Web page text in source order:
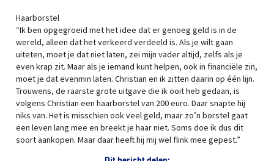
Haarborstel
“Ik ben opgegroeid met het idee dat er genoeg geld is in de
wereld, alleen dat het verkeerd verdeeld is. Als je wilt gaan
uiteten, moet je dat niet laten, zei mijn vader altijd, zelfs als je
even krap zit. Maar als je iemand kunt helpen, ook in financiële zin,
moet je dat evenmin laten. Christian en ik zitten daarin op één lijn.
Trouwens, de raarste grote uitgave die ik ooit heb gedaan, is
volgens Christian een haarborstel van 200 euro. Daar snapte hij
niks van. Het is misschien ook veel geld, maar zo’n borstel gaat
een leven lang mee en breekt je haar niet. Soms doe ik dus dit
soort aankopen. Maar daar heeft hij mij wel flink mee gepest.”